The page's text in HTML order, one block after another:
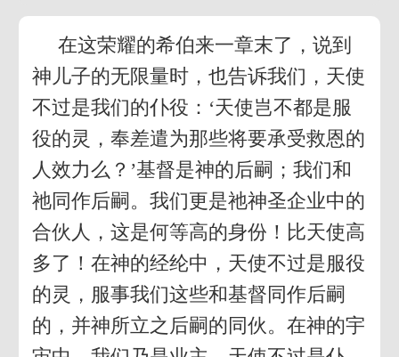
在这荣耀的希伯来一章末了，说到
神儿子的无限量时，也告诉我们，天使
不过是我们的仆役：‘天使岂不都是服
役的灵，奉差遣为那些将要承受救恩的
人效力么？’基督是神的后嗣；我们和
祂同作后嗣。我们更是祂神圣企业中的
合伙人，这是何等高的身份！比天使高
多了！在神的经纶中，天使不过是服役
的灵，服事我们这些和基督同作后嗣
的，并神所立之后嗣的同伙。在神的宇